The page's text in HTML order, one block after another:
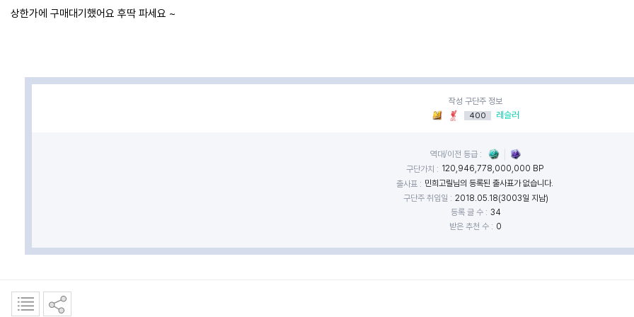
상한가에 구매대기했어요 후딱 파세요 ~
작성 구단주 정보
400 레슬러
역대/이전 등급 :
구단가치 : 120,946,778,000,000 BP
출사표 : 민희고릴님의 등록된 출사표가 없습니다.
구단주 취임일 : 2018.05.18(3003일 지남)
등록 글 수 : 34
받은 추천 수 : 0